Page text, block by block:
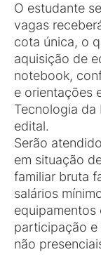
O estudante
vagas
cota única, o
aquisição de
notebook,
e orientações
Tecnologia da
edital.
Serão
em situação
familiar bruta
salários
equipamentos
participação
não